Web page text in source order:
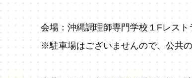
会場：沖縄調理師専門学校１Fレスト
※駐車場はございませんので、公共